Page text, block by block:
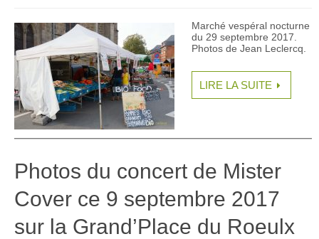
Marché vespéral nocturne
du 29 septembre 2017.
Photos de Jean Leclercq.
LIRE LA SUITE
Photos du concert de Mister
Cover ce 9 septembre 2017
sur la Grand’Place du Roeulx